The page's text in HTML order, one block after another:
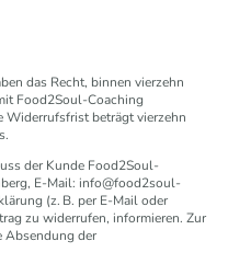
das Recht, binnen vierzehn
Food2Soul-Coaching
Widerrufsfrist beträgt vierzehn
der Kunde Food2Soul-
E-Mail: info@food2soul-
(z. B. per E-Mail oder
zu widerrufen, informieren. Zur
Absendung der